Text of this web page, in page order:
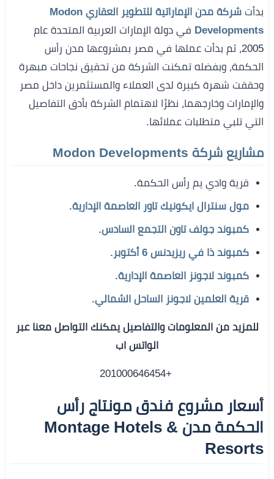
بدأت
شركة مدن الإماراتية للتطوير العقاري Modon
Developments في دولة الإمارات العربية المتحدة عام
2005، ثم بدأت عملها في مصر بمشروعها مدن رأس
الحكمة، وبفضله تمكنت الشركة من تحقيق نجاحات مبهرة
وحققت شهرة كبيرة لدى العملاء والمستثمرين داخل مصر
والإمارات وخارجهما، نظرًا لاهتمام الشركة بأدق التفاصيل
التي تلبي متطلبات عملائها.
مشاريع شركة Modon Developments
قرية وادي يم رأس الحكمة.
مول سنترال ايكونيك تاور العاصمة الإدارية.
كمبوند جولف تاون التجمع السادس.
كمبوند ذا في ريزيدنس 6 أكتوبر.
كمبوند لاجونز العاصمة الإدارية.
قرية العلمين لاجونز الساحل الشمالي.
للمزيد من المعلومات والتفاصيل يمكنك التواصل معنا عبر
الواتس اب
+201000646454
أسعار مشروع فندق مونتاج رأس
الحكمة مدن Montage Hotels &
Resorts